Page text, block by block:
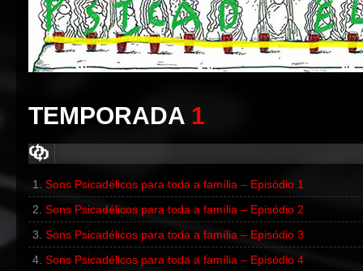
TEMPORADA 1
00:00 /00:00
00:00 / 00:00
Sons Psicadélicos para toda a família – Episódio 1
Sons Psicadélicos para toda a família – Episódio 2
Sons Psicadélicos para toda a família – Episódio 3
Sons Psicadélicos para toda a família – Episódio 4